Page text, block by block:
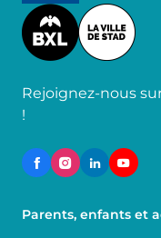
Image
Rejoignez-nous
!
Parents, enfants et